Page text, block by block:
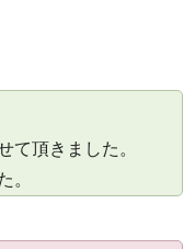
て頂きました。
。